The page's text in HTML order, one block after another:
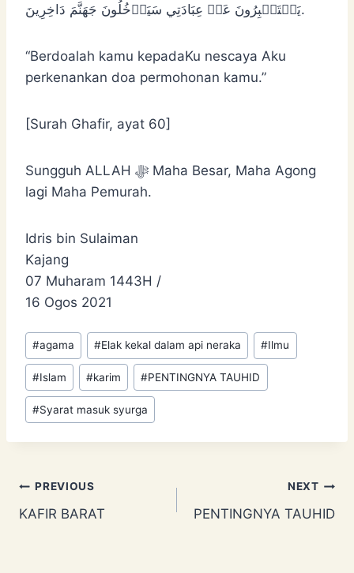
يَسۡتَكۡبِرُونَ عَنۡ عِبَادَتِي سَيَدۡخُلُونَ جَهَنَّمَ دَاخِرِينَ.
“Berdoalah kamu kepadaKu nescaya Aku
perkenankan doa permohonan kamu.”
[Surah Ghafir, ayat 60]
Sungguh ALLAH ﷻ Maha Besar, Maha Agong
lagi Maha Pemurah.
Idris bin Sulaiman
Kajang
07 Muharam 1443H /
16 Ogos 2021
Post
Tags:
#agama #Elak kekal dalam api neraka #Ilmu
#Islam #karim #PENTINGNYA TAUHID
#Syarat masuk syurga
Post
navigation
PREVIOUS
KAFIR BARAT
NEXT
PENTINGNYA TAUHID